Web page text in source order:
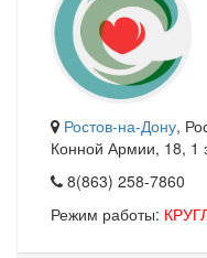
Ростов-на-Дону,
Конной Армии, 18, 1
8(863) 258-7860
Режим работы: